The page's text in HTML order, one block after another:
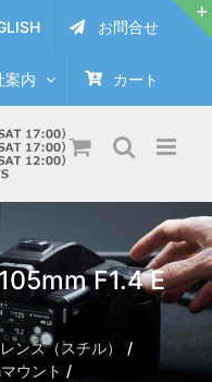
お問合せ
案内 カート
F1.4 E
レンズ（スチル）
ウント